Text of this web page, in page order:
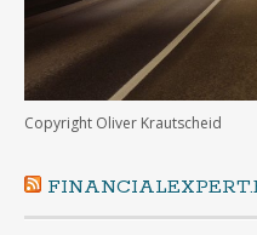
Copyright Oliver Krautscheid